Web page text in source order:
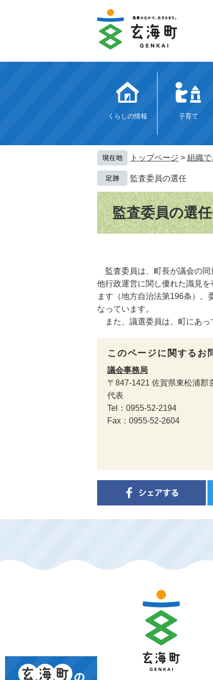
くらしの情報 子育て
トップページ > 組織
監査委員の選任
本
文
監査委員の選任
監査委員は、町長が議会の同
他行政運営に関し優れた識見
ます（地方自治法第196条）。
なっています。
また、議選委員は、町にあっ
このページに関するお
議会事務局
〒847-1421 佐賀県東松浦郡
代表
Tel：0955-52-2194
Fax：0955-52-2604